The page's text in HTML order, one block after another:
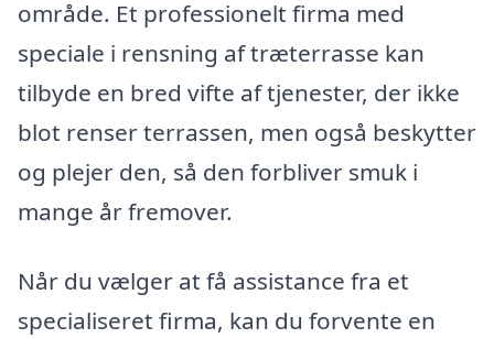
område. Et professionelt firma med
speciale i rensning af træterrasse kan
tilbyde en bred vifte af tjenester, der ikke
blot renser terrassen, men også beskytter
og plejer den, så den forbliver smuk i
mange år fremover.
Når du vælger at få assistance fra et
specialiseret firma, kan du forvente en